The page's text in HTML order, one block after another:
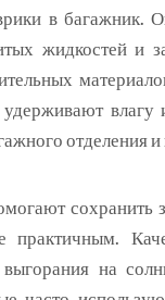
в багажник.
жидкостей и
отделения и
практичным.
на